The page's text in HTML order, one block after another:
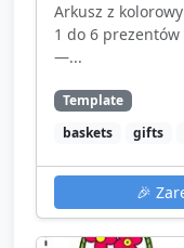
Arkusz z
1 do 6
—...
Template
baskets
gifts
🎉